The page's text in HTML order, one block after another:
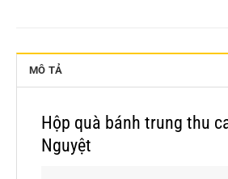
MÔ TẢ
Hộp quà bánh trung thu
Nguyệt